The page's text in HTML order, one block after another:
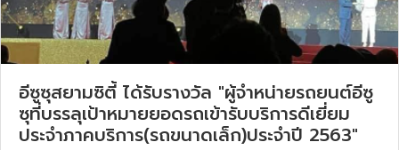
อีซูซุสยามซิตี้ ได้รับรางวัล "ผู้จำหน่ายรถยนต์อีซู
ซุที่บรรลุเป้าหมายยอดรถเข้ารับบริการดีเยี่ยม
ประจำภาคบริการ(รถขนาดเล็ก)​ประจำปี 2563"